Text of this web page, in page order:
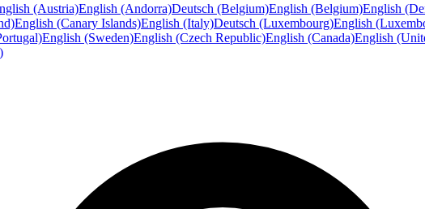
(Austria)English (Andorra)Deutsch (Belgium)English (Belgium)English
English (Canary Islands)English (Italy)Deutsch (Luxembourg)English
English (Sweden)English (Czech Republic)English (Canada)English